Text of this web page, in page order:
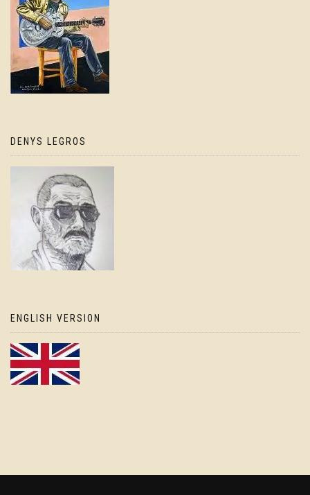
DENYS LEGROS
ENGLISH VERSION